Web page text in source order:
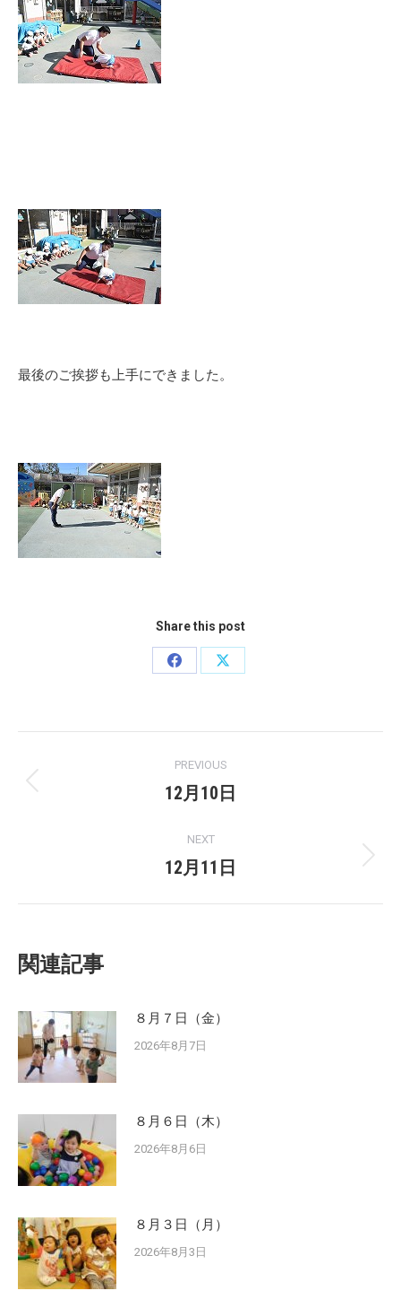
最後のご挨拶も上手にできました。
Share this post
Share
Share
navigation
PREVIOUS
Previous
12月10日
NEXT
Next
12月11日
関連記事
８月７日（金）
2026年8月7日
８月６日（木）
2026年8月6日
８月３日（月）
2026年8月3日